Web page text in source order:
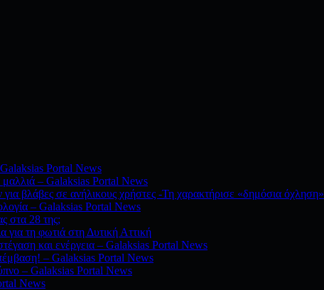
Galaksias Portal News
– Galaksias Portal News
βλάβες σε ανήλικους χρήστες -Τη χαρακτήρισε «δημόσια όχληση»
– Galaksias Portal News
στα 28 της;
τη φωτιά στη Δυτική Αττική
και ενέργεια – Galaksias Portal News
– Galaksias Portal News
– Galaksias Portal News
News